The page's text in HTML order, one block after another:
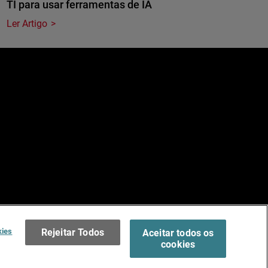
TI para usar ferramentas de IA
Ler Artigo
Terms of Use >
Rejeitar Todos
Aceitar todos os
cookies